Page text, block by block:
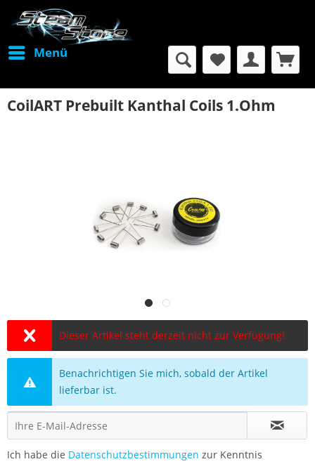
Menü
CoilART Prebuilt Kanthal Coils 1.Ohm
Dieser Artikel steht derzeit nicht zur Verfügung!
Benachrichtigen Sie mich, sobald der Artikel
lieferbar ist.
Ich habe die Datenschutzbestimmungen zur Kenntnis